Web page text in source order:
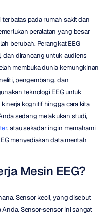
pada rumah sakit dan
peralatan yang besar
berubah. Perangkat EEG
dan dirancang untuk audiens
membuka dunia kemungkinan
pengembang, dan
teknologi EEG untuk
kognitif hingga cara kita
sedang melakukan studi,
, atau sekadar ingin memahami
menyediakan data mentah
Mesin EEG?
Sensor kecil, yang disebut
Sensor-sensor ini sangat